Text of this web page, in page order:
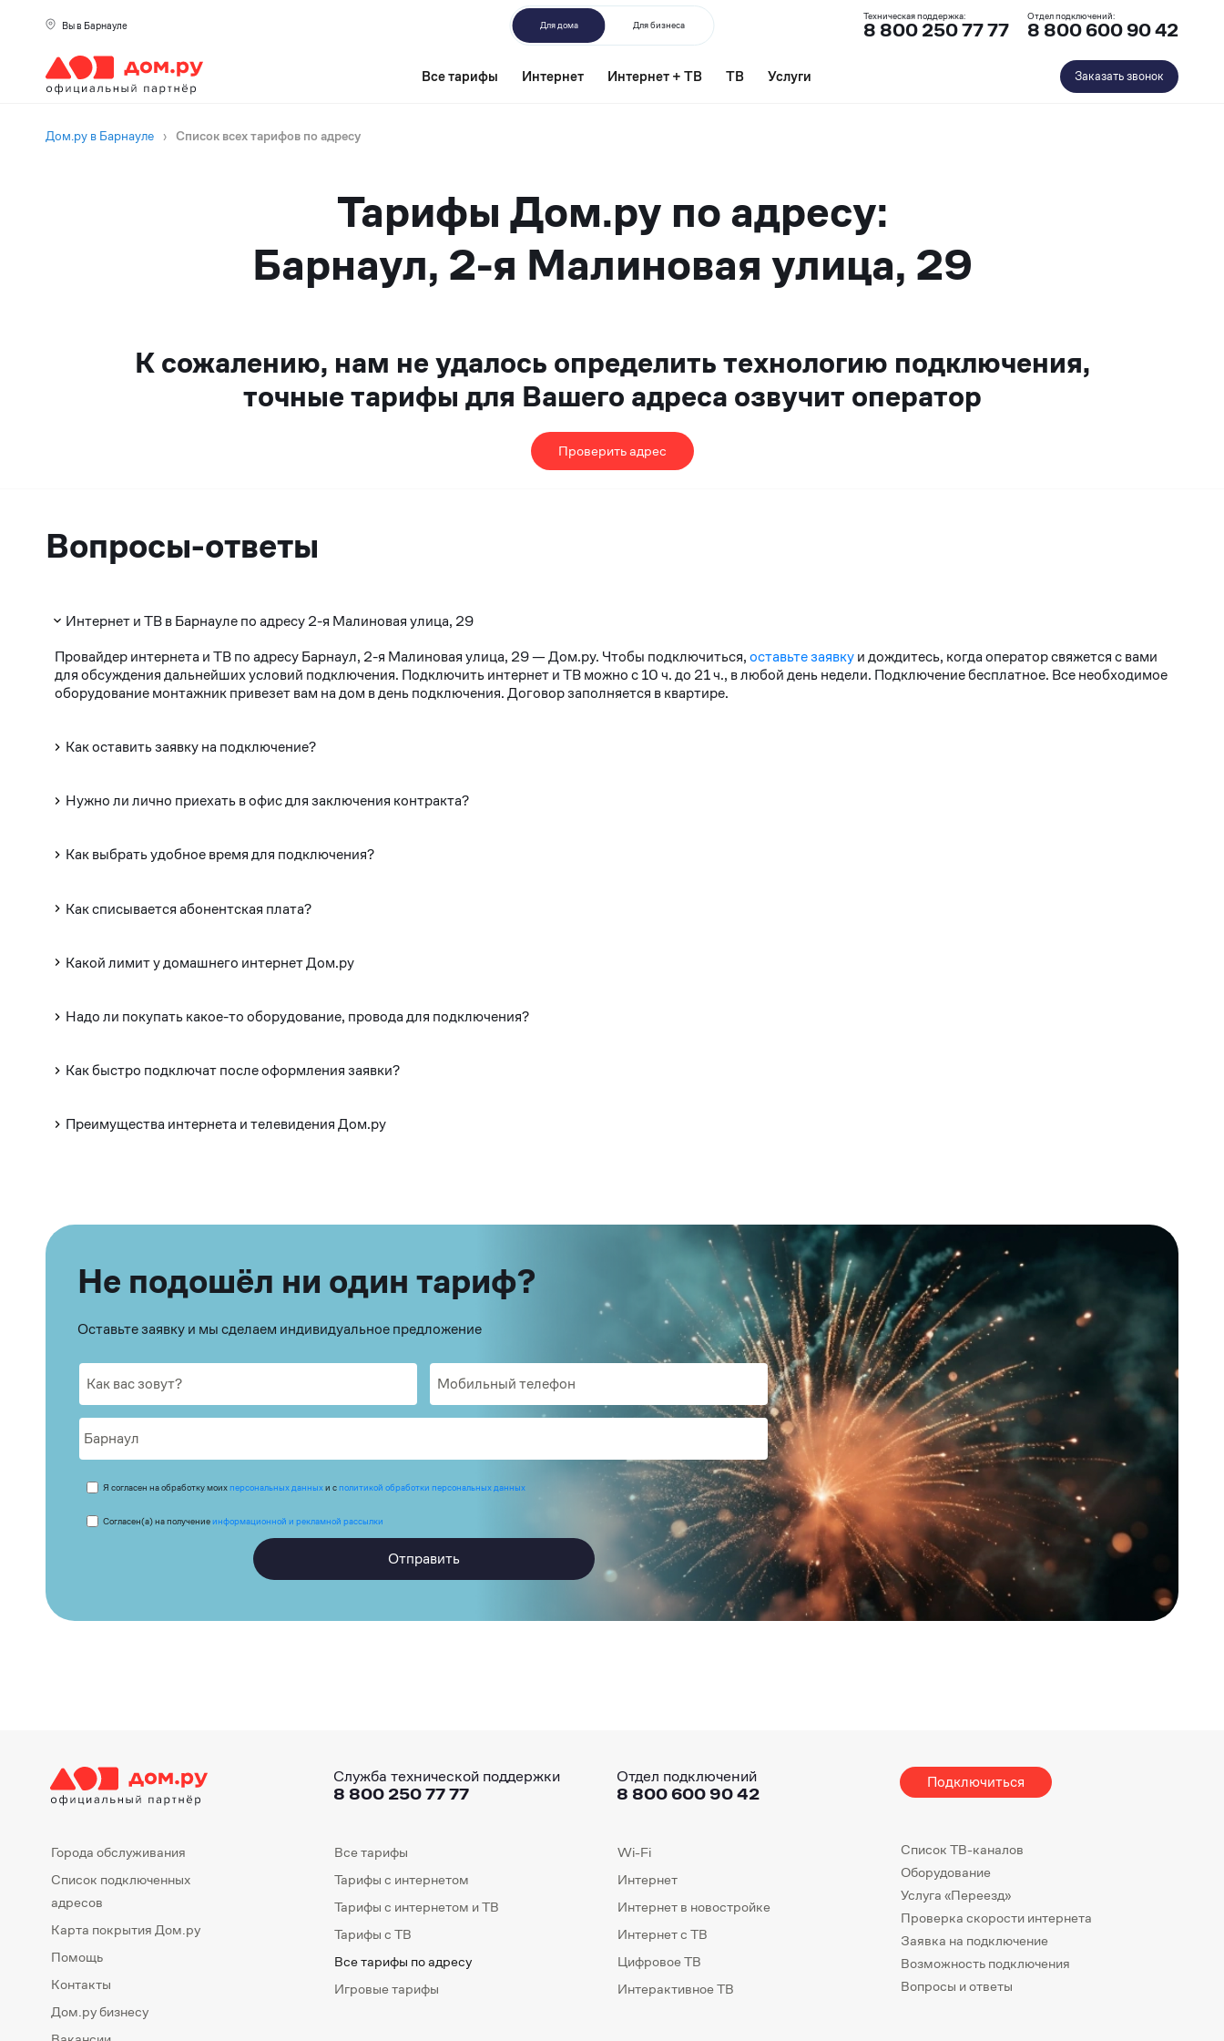
Вы в Барнауле Для дома Для бизнеса
Техническая поддержка:
8 800 250 77 77
Отдел подключений:
8 800 600 90 42
Все тарифы Интернет Интернет + ТВ ТВ Услуги Заказать звонок
Дом.ру в Барнауле › Список всех тарифов по адресу
Тарифы Дом.ру по адресу:
Барнаул, 2-я Малиновая улица, 29
К сожалению, нам не удалось определить технологию подключения,
точные тарифы для Вашего адреса озвучит оператор
Проверить адрес
Вопросы-ответы
Интернет и ТВ в Барнауле по адресу 2-я Малиновая улица, 29
Провайдер интернета и ТВ по адресу Барнаул, 2-я Малиновая улица, 29 — Дом.ру. Чтобы подключиться,оставьте заявкуи дождитесь, когда оператор свяжется с вами
для обсуждения дальнейших условий подключения. Подключить интернет и ТВ можно с 10 ч. до 21 ч., в любой день недели. Подключение бесплатное. Все необходимое
оборудование монтажник привезет вам на дом в день подключения. Договор заполняется в квартире.
Как оставить заявку на подключение?
Нужно ли лично приехать в офис для заключения контракта?
Как выбрать удобное время для подключения?
Как списывается абонентская плата?
Какой лимит у домашнего интернет Дом.ру
Надо ли покупать какое-то оборудование, провода для подключения?
Как быстро подключат после оформления заявки?
Преимущества интернета и телевидения Дом.ру
Не подошёл ни один тариф?
Оставьте заявку и мы сделаем индивидуальное предложение
Я согласен на обработку моихперсональных данныхи сполитикой обработки персональных данных
Согласен(а) на получениеинформационной и рекламной рассылки
Отправить
Служба технической поддержки
8 800 250 77 77
Отдел подключений
8 800 600 90 42
Подключиться
Города обслуживания
Список подключенных
адресов
Карта покрытия Дом.ру
Помощь
Контакты
Дом.ру бизнесу
Все тарифы
Тарифы с интернетом
Тарифы с интернетом и ТВ
Тарифы с ТВ
Все тарифы по адресу
Игровые тарифы
Wi-Fi
Интернет
Интернет в новостройке
Интернет с ТВ
Цифровое ТВ
Интерактивное ТВ
Список ТВ-каналов
Оборудование
Услуга «Переезд»
Проверка скорости интернета
Заявка на подключение
Возможность подключения
Вопросы и ответы